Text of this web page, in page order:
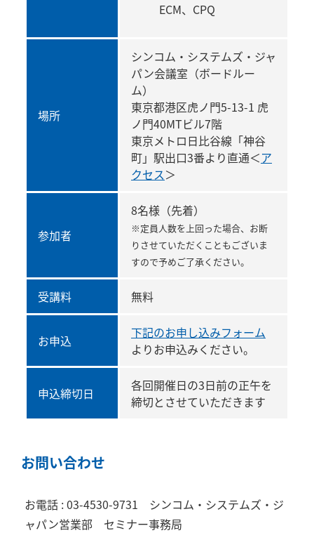
ECM、CPQ
場所
シンコム・システムズ・ジャ
パン会議室（ボードルー
ム）
東京都港区虎ノ門5-13-1 虎
ノ門40MTビル7階
東京メトロ日比谷線「神谷
町」駅出口3番より直通＜ア
クセス＞
参加者
8名様（先着）
※定員人数を上回った場合、お断
りさせていただくこともございま
すので予めご了承ください。
受講料 無料
お申込
下記のお申し込みフォーム
よりお申込みください。
申込締切日
各回開催日の3日前の正午を
締切とさせていただきます
お問い合わせ
お電話 : 03-4530-9731 シンコム・システムズ・ジ
ャパン営業部 セミナー事務局